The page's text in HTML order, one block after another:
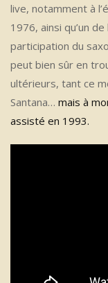
live, notamment à
1976, ainsi qu’un
participation du
peut bien sûr en
ultérieurs, tant ce
Santana… mais à
assisté en 1993.